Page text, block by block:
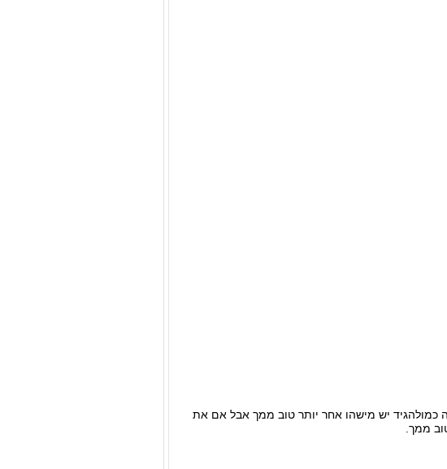
כמולהגיד יש מישהו אחר יותר טוב ממך אבל אם את
ממך.